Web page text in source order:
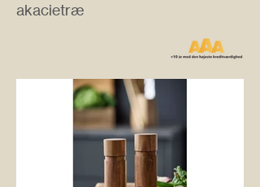
akacietræ